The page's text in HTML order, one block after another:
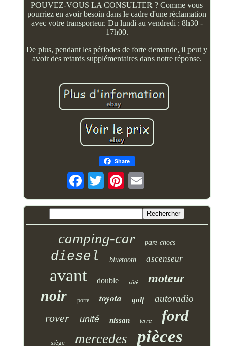
POUVEZ-VOUS LA CONSULTER ? Comme vous
pourriez en avoir besoin dans le cadre d'une réclamation
avec votre transporteur. Du lundi au vendredi : 8h30 -
17h00.
De plus, pendant les périodes de forte demande, il peut y
avoir des retards supplémentaires dans notre réponse.
Share
camping-car pare-chocs
diesel bluetooth ascenseur
avant double côté moteur
noir porte toyota golf autoradio
rover unité nissan terre ford
siège mercedes pièces